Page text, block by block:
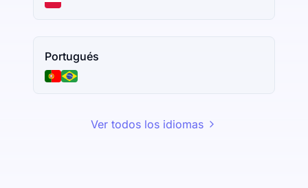
Portugués
Ver todos los idiomas